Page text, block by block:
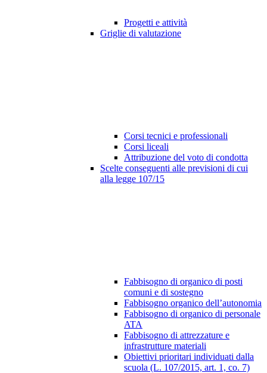
Progetti e attività
Griglie di valutazione
Corsi tecnici e professionali
Corsi liceali
Attribuzione del voto di condotta
Scelte conseguenti alle previsioni di cui
alla legge 107/15
Fabbisogno di organico di posti
comuni e di sostegno
Fabbisogno organico dell’autonomia
Fabbisogno di organico di personale
ATA
Fabbisogno di attrezzature e
infrastrutture materiali
Obiettivi prioritari individuati dalla
scuola (L. 107/2015, art. 1, co. 7)